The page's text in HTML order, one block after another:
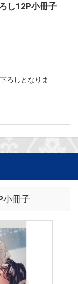
し12P小冊子
ろしとなりま
小冊子